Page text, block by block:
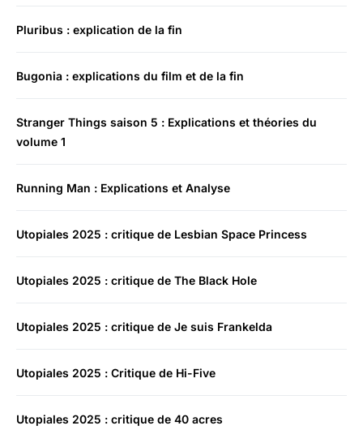
Pluribus : explication de la fin
Bugonia : explications du film et de la fin
Stranger Things saison 5 : Explications et théories du
volume 1
Running Man : Explications et Analyse
Utopiales 2025 : critique de Lesbian Space Princess
Utopiales 2025 : critique de The Black Hole
Utopiales 2025 : critique de Je suis Frankelda
Utopiales 2025 : Critique de Hi-Five
Utopiales 2025 : critique de 40 acres